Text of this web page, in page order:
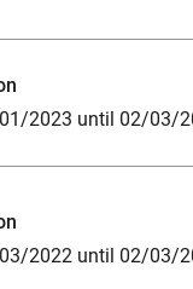
2023 until 02/03/
2022 until 02/03/